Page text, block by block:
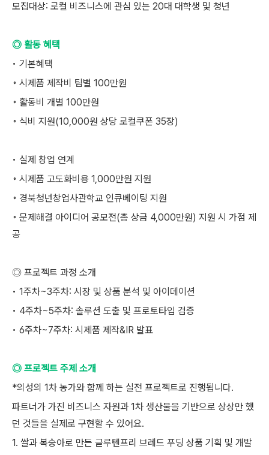
모집대상: 로컬 비즈니스에 관심 있는 20대 대학생 및 청년
◎ 활동 혜택
• 기본혜택
◦ 시제품 제작비 팀별 100만원
◦ 활동비 개별 100만원
◦ 식비 지원(10,000원 상당 로컬쿠폰 35장)
• 실제 창업 연계
◦ 시제품 고도화비용 1,000만원 지원
◦ 경북청년창업사관학교 인큐베이팅 지원
◦ 문제해결 아이디어 공모전(총 상금 4,000만원) 지원 시 가점 제
공
◎ 프로젝트 과정 소개
• 1주차~3주차: 시장 및 상품 분석 및 아이데이션
• 4주차~5주차: 솔루션 도출 및 프로토타입 검증
• 6주차~7주차: 시제품 제작&IR 발표
◎ 프로젝트 주제 소개
*의성의 1차 농가와 함께 하는 실전 프로젝트로 진행됩니다.
파트너가 가진 비즈니스 자원과 1차 생산물을 기반으로 상상만 했
던 것들을 실제로 구현할 수 있어요.
1. 쌀과 복숭아로 만든 글루텐프리 브레드 푸딩 상품 기획 및 개발